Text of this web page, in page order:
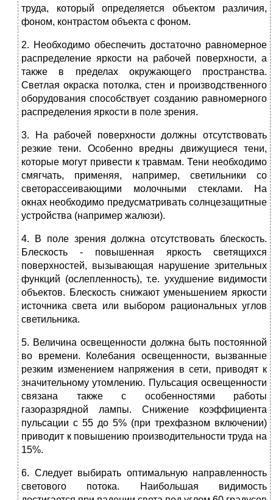
труда, который определяется объектом различия,
фоном, контрастом объекта с фоном.
2. Необходимо обеспечить достаточно равномерное
распределение яркости на рабочей поверхности, а
также в пределах окружающего пространства.
Светлая окраска потолка, стен и производственного
оборудования способствует созданию равномерного
распределения яркости в поле зрения.
3. На рабочей поверхности должны отсутствовать
резкие тени. Особенно вредны движущиеся тени,
которые могут привести к травмам. Тени необходимо
смягчать, применяя, например, светильники со
светорассеивающими молочными стеклами. На
окнах необходимо предусматривать солнцезащитные
устройства (например жалюзи).
4. В поле зрения должна отсутствовать блескость.
Блескость - повышенная яркость светящихся
поверхностей, вызывающая нарушение зрительных
функций (ослепленность), т.е. ухудшение видимости
объектов. Блескость снижают уменьшением яркости
источника света или выбором рациональных углов
светильника.
5. Величина освещенности должна быть постоянной
во времени. Колебания освещенности, вызванные
резким изменением напряжения в сети, приводят к
значительному утомлению. Пульсация освещенности
связана также с особенностями работы
газоразрядной лампы. Снижение коэффициента
пульсации с 55 до 5% (при трехфазном включении)
приводит к повышению производительности труда на
15%.
6. Следует выбирать оптимальную направленность
светового потока. Наибольшая видимость